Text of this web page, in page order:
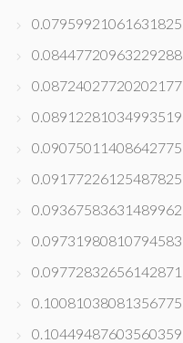
0.07959921061631825
0.08447720963229288
0.08724027720202177
0.08912281034993519
0.09075011408642775
0.09177226125487825
0.09367583631489962
0.09731980810794583
0.09772832656142871
0.10081038081356775
0.10449487603560359